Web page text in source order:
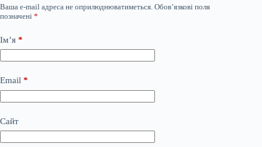
Ваша e-mail адреса не оприлюднюватиметься. Обов’язкові поля
позначені *
Ім’я *
Email *
Сайт